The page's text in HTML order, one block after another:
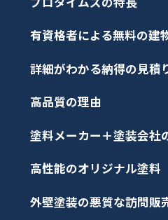
有資格者による無料の建
詳細がわかる納得の見積
高品質の理由
塗料メーカー＋塗装会社
高性能のオリジナル塗料
外壁塗装の悪質な訪問販